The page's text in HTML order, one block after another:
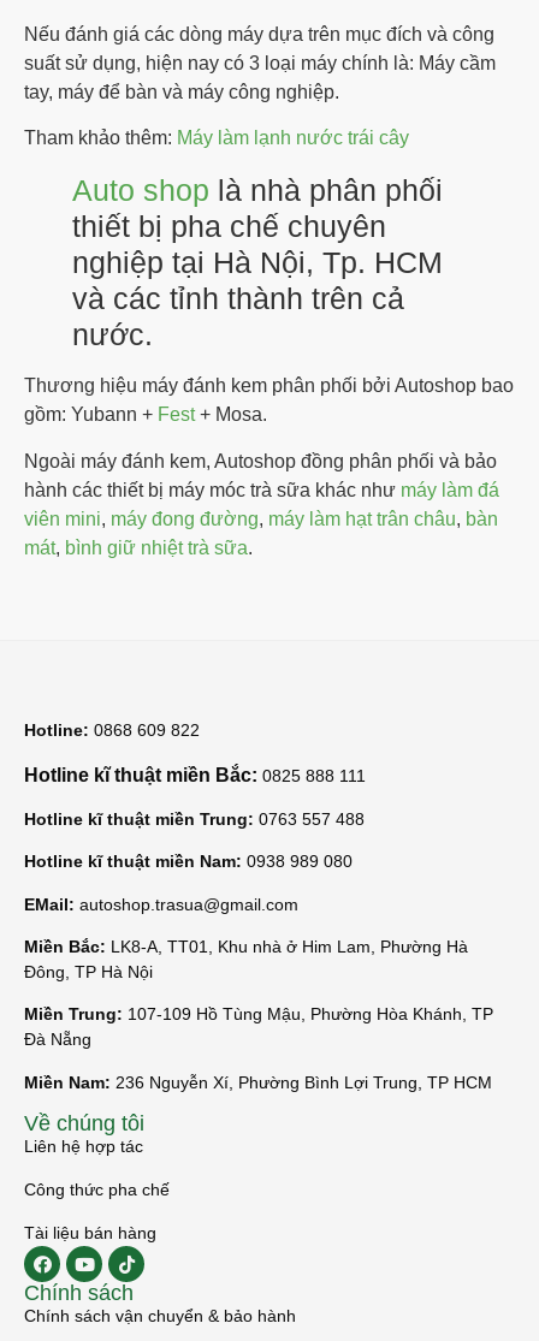
Nếu đánh giá các dòng máy dựa trên mục đích và công
suất sử dụng, hiện nay có 3 loại máy chính là: Máy cầm
tay, máy để bàn và máy công nghiệp.
Tham khảo thêm: Máy làm lạnh nước trái cây
Auto shop là nhà phân phối
thiết bị pha chế chuyên
nghiệp tại Hà Nội, Tp. HCM
và các tỉnh thành trên cả
nước.
Thương hiệu máy đánh kem phân phối bởi Autoshop bao
gồm: Yubann + Fest+ Mosa.
Ngoài máy đánh kem, Autoshop đồng phân phối và bảo
hành các thiết bị máy móc trà sữa khác như máy làm đá
viên mini, máy đong đường, máy làm hạt trân châu, bàn
mát, bình giữ nhiệt trà sữa.
Hotline: 0868 609 822
Hotline kĩ thuật miền Bắc: 0825 888 111
Hotline kĩ thuật miền Trung: 0763 557 488
Hotline kĩ thuật miền Nam: 0938 989 080
EMail: autoshop.trasua@gmail.com
Miền Bắc: LK8-A, TT01, Khu nhà ở Him Lam, Phường Hà
Đông, TP Hà Nội
Miền Trung: 107-109 Hồ Tùng Mậu, Phường Hòa Khánh, TP
Đà Nẵng
Miền Nam: 236 Nguyễn Xí, Phường Bình Lợi Trung, TP HCM
Về chúng tôi
Liên hệ hợp tác
Công thức pha chế
Tài liệu bán hàng
Chính sách
Chính sách vận chuyển & bảo hành